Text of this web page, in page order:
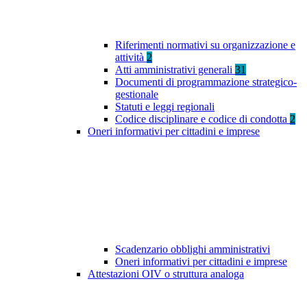
Riferimenti normativi su organizzazione e
attività 2
Atti amministrativi generali 31
Documenti di programmazione strategico-
gestionale
Statuti e leggi regionali
Codice disciplinare e codice di condotta 2
Oneri informativi per cittadini e imprese
Scadenzario obblighi amministrativi
Oneri informativi per cittadini e imprese
Attestazioni OIV o struttura analoga